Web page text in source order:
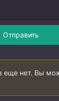
Отправить
еще нет. Вы